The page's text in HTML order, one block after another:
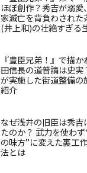
ほぼ創作？秀吉が溺愛
家滅亡を背負わされた
(井上和)の壮絶すぎる
『豊臣兄弟！』で描
田信長の道普請は史実
が実施した街道整備の
紹介
なぜ浅井の旧臣は秀吉
たのか？ 武力を使わ
の味方”に変えた裏工
法とは